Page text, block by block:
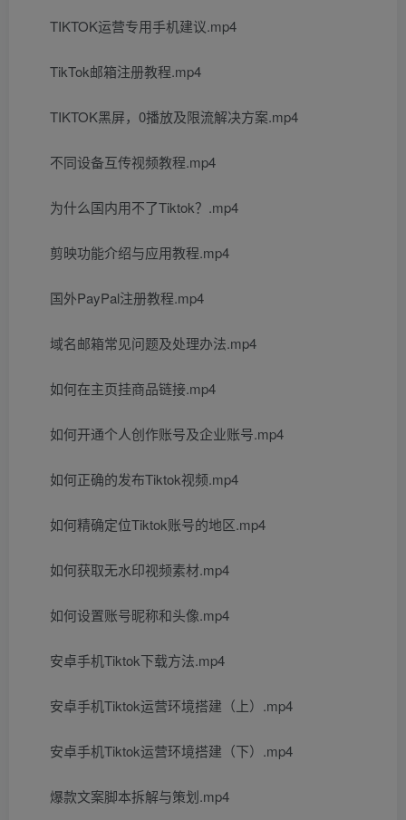
TIKTOK运营专用手机建议.mp4
TikTok邮箱注册教程.mp4
TIKTOK黑屏，0播放及限流解决方案.mp4
不同设备互传视频教程.mp4
为什么国内用不了Tiktok？.mp4
剪映功能介绍与应用教程.mp4
国外PayPal注册教程.mp4
域名邮箱常见问题及处理办法.mp4
如何在主页挂商品链接.mp4
如何开通个人创作账号及企业账号.mp4
如何正确的发布Tiktok视频.mp4
如何精确定位Tiktok账号的地区.mp4
如何获取无水印视频素材.mp4
如何设置账号昵称和头像.mp4
安卓手机Tiktok下载方法.mp4
安卓手机Tiktok运营环境搭建（上）.mp4
安卓手机Tiktok运营环境搭建（下）.mp4
爆款文案脚本拆解与策划.mp4